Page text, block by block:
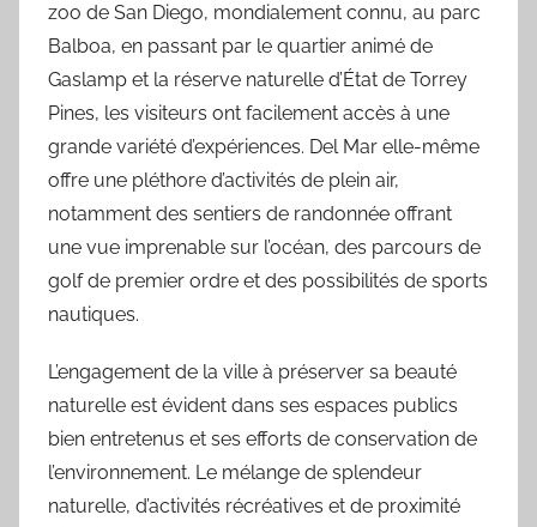
zoo de San Diego, mondialement connu, au parc
Balboa, en passant par le quartier animé de
Gaslamp et la réserve naturelle d’État de Torrey
Pines, les visiteurs ont facilement accès à une
grande variété d’expériences. Del Mar elle-même
offre une pléthore d’activités de plein air,
notamment des sentiers de randonnée offrant
une vue imprenable sur l’océan, des parcours de
golf de premier ordre et des possibilités de sports
nautiques.
L’engagement de la ville à préserver sa beauté
naturelle est évident dans ses espaces publics
bien entretenus et ses efforts de conservation de
l’environnement. Le mélange de splendeur
naturelle, d’activités récréatives et de proximité